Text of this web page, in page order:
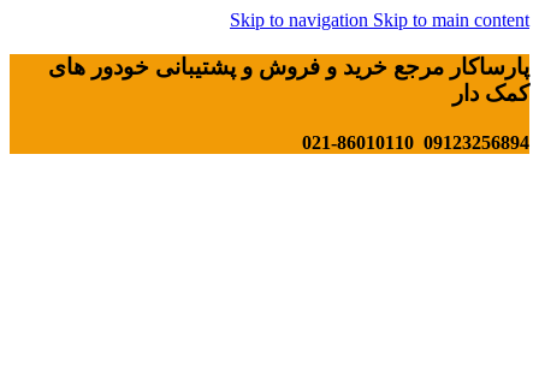
Skip to navigation Skip to main content
پارساکار مرجع خرید و فروش و پشتیبانی خودور های
کمک دار
09123256894 021-86010110